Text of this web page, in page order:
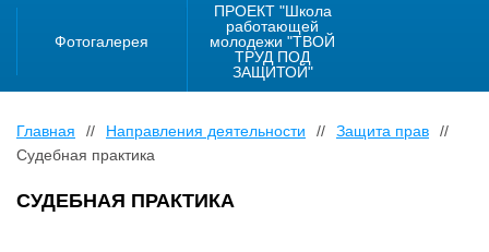
Фотогалерея
ПРОЕКТ "Школа
работающей
молодежи "ТВОЙ
ТРУД ПОД
ЗАЩИТОЙ"
Главная // Направления деятельности // Защита прав
//
Судебная практика
СУДЕБНАЯ ПРАКТИКА